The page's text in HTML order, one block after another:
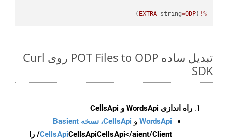
%!
(
EXTRA string=ODP
)
تبدیل ساده POT Files to ODP روی Curl
SDK
راه اندازی WordsApi و CellsApi
WordsApi و CellsApi، نسخه Basient
CellsApiCellsApi
CellsApi</aient/Client/ را